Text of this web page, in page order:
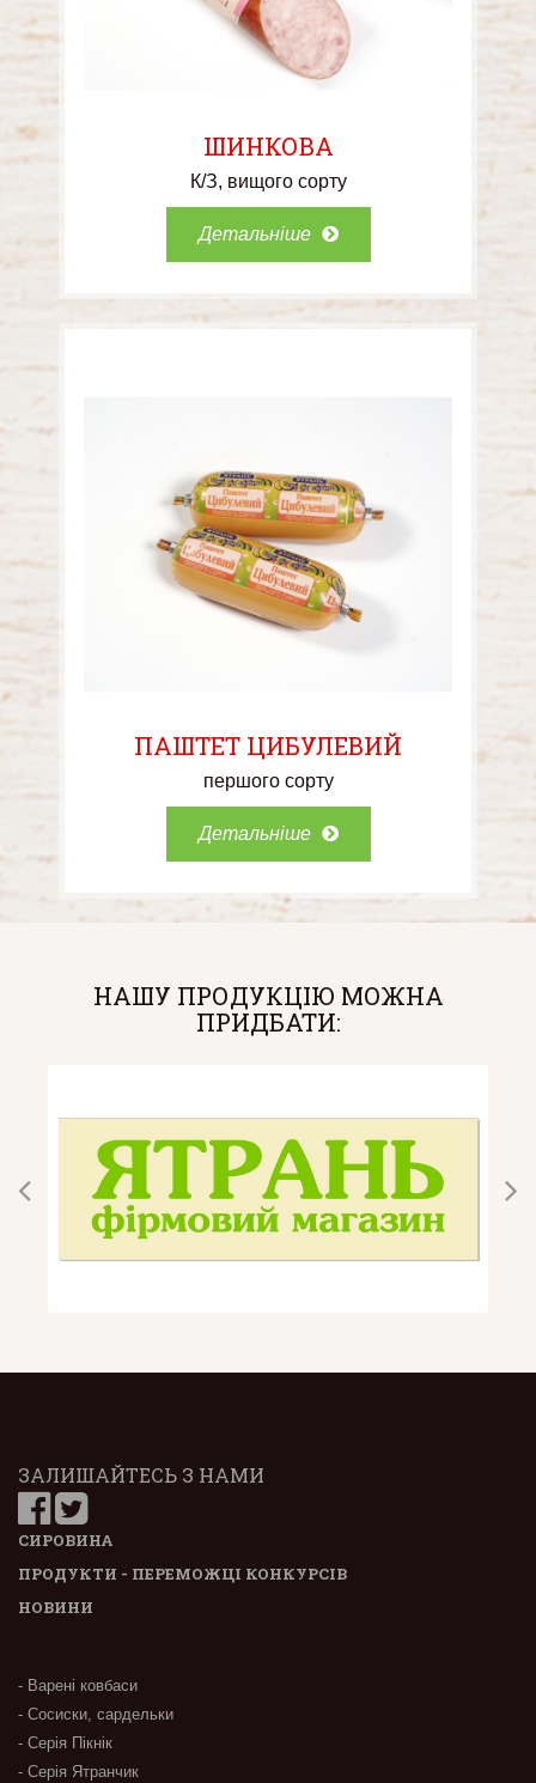
ШИНКОВА
К/З вищого сорту
Детальніше
ПАШТЕТ ЦИБУЛЕВИЙ
першого сорту
Детальніше
НАШУ ПРОДУКЦІЮ МОЖНА
ПРИДБАТИ:
ЗАЛИШАЙТЕСЬ З НАМИ
СИРОВИНА
ПРОДУКТИ - ПЕРЕМОЖЦІ КОНКУРСІВ
НОВИНИ
- Варені ковбаси
- Сосиски, сардельки
- Серія Пікнік
- Серія Ятранчик